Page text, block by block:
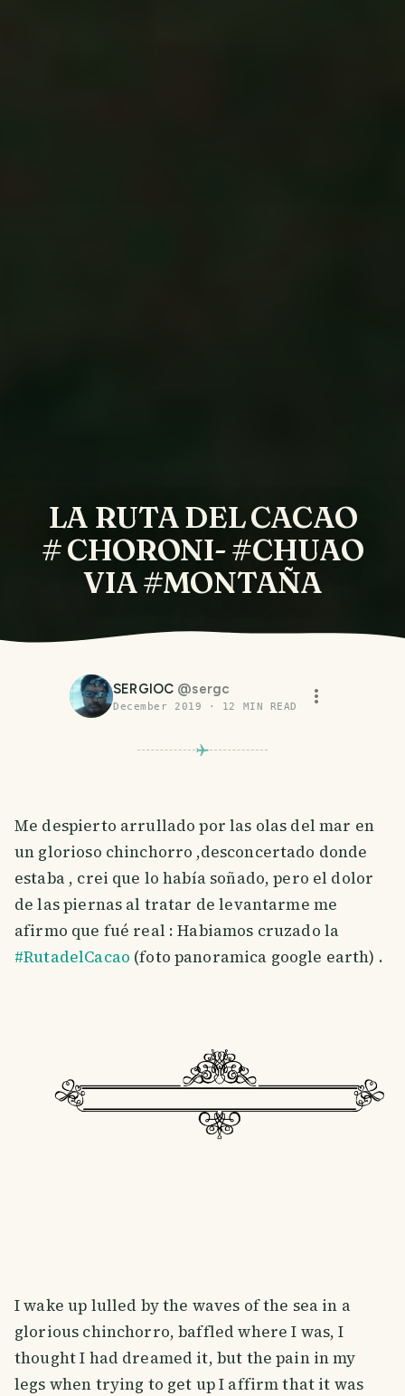
LA RUTA DEL CACAO
# CHORONI- #CHUAO
VIA #MONTAÑA
SERGIOC @sergc
December 2019 · 12 MIN READ
Me despierto arrullado por las olas del mar en
un glorioso chinchorro ,desconcertado donde
estaba , crei que lo había soñado, pero el dolor
de las piernas al tratar de levantarme me
afirmo que fué real : Habiamos cruzado la
#RutadelCacao (foto panoramica google earth) .
I wake up lulled by the waves of the sea in a
glorious chinchorro, baffled where I was, I
thought I had dreamed it, but the pain in my
legs when trying to get up I affirm that it was